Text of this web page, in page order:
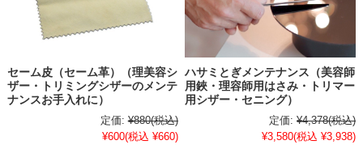
セーム皮（セーム革）（理美容シ
ザー・トリミングシザーのメンテ
ナンスお手入れに）
定価: ¥880(税込)
¥600(税込 ¥660)
ハサミとぎメンテナンス（美容師
用鋏・理容師用はさみ・トリマー
用シザー・セニング）
定価: ¥4,378(税込)
¥3,580(税込 ¥3,938)